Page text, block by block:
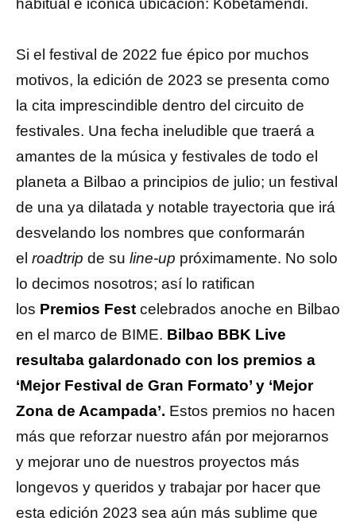
habitual e icónica ubicación: Kobetamendi.
Si el festival de 2022 fue épico por muchos
motivos, la edición de 2023 se presenta como
la cita imprescindible dentro del circuito de
festivales. Una fecha ineludible que traerá a
amantes de la música y festivales de todo el
planeta a Bilbao a principios de julio; un festival
de una ya dilatada y notable trayectoria que irá
desvelando los nombres que conformarán
el roadtrip de su line-up próximamente. No solo
lo decimos nosotros; así lo ratifican
los Premios Fest celebrados anoche en Bilbao
en el marco de BIME. Bilbao BBK Live
resultaba galardonado con los premios a
‘Mejor Festival de Gran Formato’ y ‘Mejor
Zona de Acampada’. Estos premios no hacen
más que reforzar nuestro afán por mejorarnos
y mejorar uno de nuestros proyectos más
longevos y queridos y trabajar por hacer que
esta edición 2023 sea aún más sublime que